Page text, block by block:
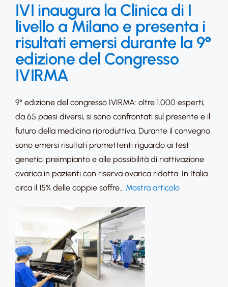
IVI inaugura la Clinica di I
livello a Milano e presenta i
risultati emersi durante la 9°
edizione del Congresso
IVIRMA
9° edizione del congresso IVIRMA: oltre 1.000 esperti,
da 65 paesi diversi, si sono confrontati sul presente e il
futuro della medicina riproduttiva. Durante il convegno
sono emersi risultati promettenti riguardo ai test
genetici preimpianto e alle possibilità di riattivazione
ovarica in pazienti con riserva ovarica ridotta. In Italia
circa il 15% delle coppie soffre… Mostra articolo